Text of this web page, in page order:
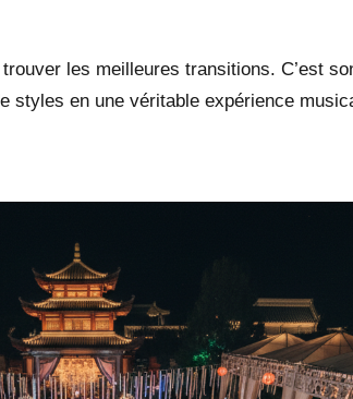
les meilleures transitions. C’est
styles en une véritable expérience